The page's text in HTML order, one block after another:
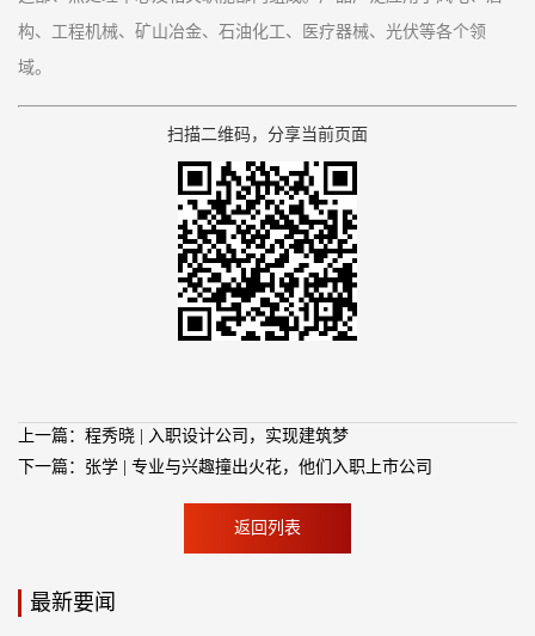
构、工程机械、矿山冶金、石油化工、医疗器械、光伏等各个领
域。
扫描二维码，分享当前页面
上一篇：程秀晓 | 入职设计公司，实现建筑梦
下一篇：张学 | 专业与兴趣撞出火花，他们入职上市公司
返回列表
最新要闻